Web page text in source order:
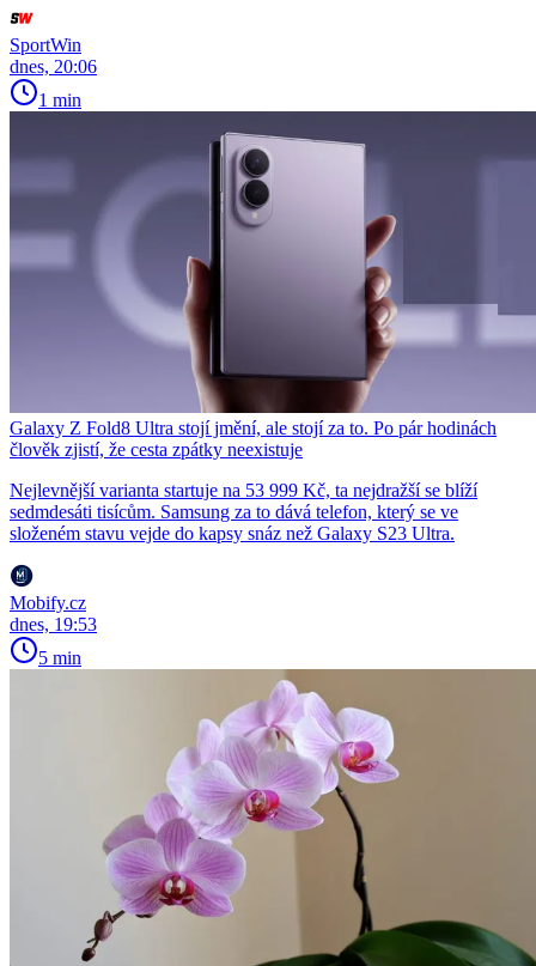
SportWin
dnes, 20:06
1 min
Galaxy Z Fold8 Ultra stojí jmění, ale stojí za to. Po pár hodinách
člověk zjistí, že cesta zpátky neexistuje
Nejlevnější varianta startuje na 53 999 Kč, ta nejdražší se blíží
sedmdesáti tisícům. Samsung za to dává telefon, který se ve
složeném stavu vejde do kapsy snáz než Galaxy S23 Ultra.
Mobify.cz
dnes, 19:53
5 min